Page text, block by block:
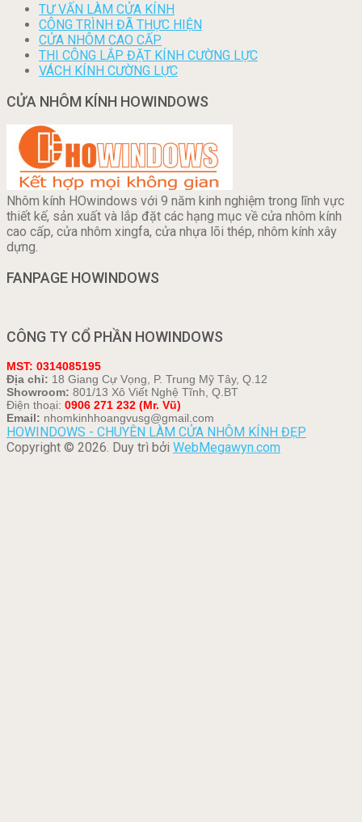
TƯ VẤN LÀM CỬA KÍNH
CÔNG TRÌNH ĐÃ THỰC HIỆN
CỬA NHÔM CAO CẤP
THI CÔNG LẮP ĐẶT KÍNH CƯỜNG LỰC
VÁCH KÍNH CƯỜNG LỰC
CỬA NHÔM KÍNH HOWINDOWS
Nhôm kính HOwindows với 9 năm kinh nghiệm trong lĩnh vực
thiết kế, sản xuất và lắp đặt các hạng mục về cửa nhôm kính
cao cấp, cửa nhôm xingfa, cửa nhựa lõi thép, nhôm kính xây
dựng.
FANPAGE HOWINDOWS
CÔNG TY CỔ PHẦN HOWINDOWS
MST: 0314085195
Địa chỉ: 18 Giang Cự Vọng, P. Trung Mỹ Tây, Q.12
Showroom: 801/13 Xô Viết Nghệ Tĩnh, Q.BT
Điện thoại: 0906 271 232 (Mr. Vũ)
Email: nhomkinhhoangvusg@gmail.com
HOWINDOWS - CHUYÊN LÀM CỬA NHÔM KÍNH ĐẸP
Copyright © 2026. Duy trì bởi WebMegawyn.com